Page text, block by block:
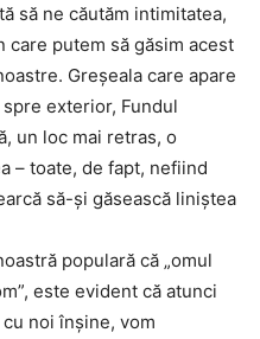
să ne căutăm intimitatea,
care putem să găsim acest
Greşeala care apare
exterior, Fundul
un loc mai retras, o
– toate, de fapt, nefiind
să-şi găsească liniştea
populară că „omul
este evident că atunci
noi înşine, vom